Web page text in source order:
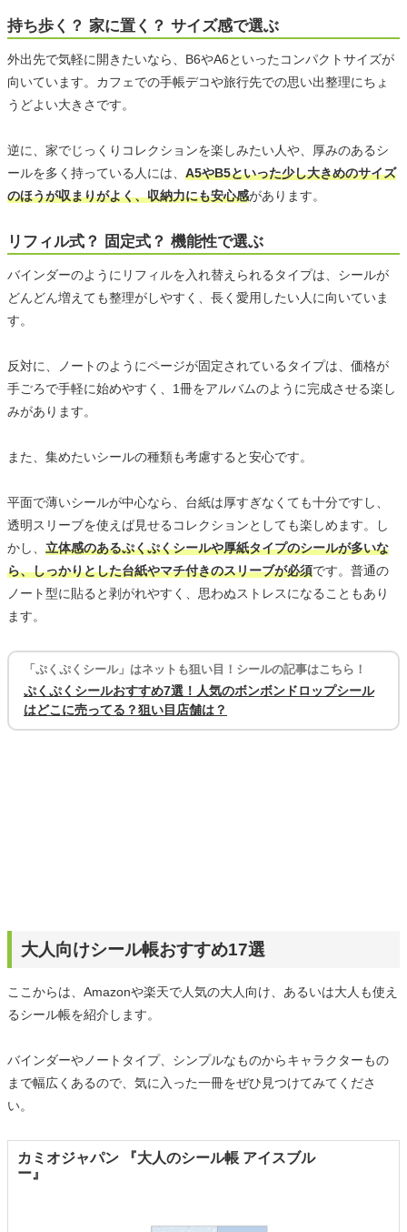
持ち歩く？ 家に置く？ サイズ感で選ぶ
外出先で気軽に開きたいなら、B6やA6といったコンパクトサイズが
向いています。カフェでの手帳デコや旅行先での思い出整理にちょ
うどよい大きさです。
逆に、家でじっくりコレクションを楽しみたい人や、厚みのあるシ
ールを多く持っている人には、 A5やB5といった少し大きめのサイズ
のほうが収まりがよく、収納力にも安心感があります。
リフィル式？ 固定式？ 機能性で選ぶ
バインダーのようにリフィルを入れ替えられるタイプは、シールが
どんどん増えても整理がしやすく、長く愛用したい人に向いていま
す。
反対に、ノートのようにページが固定されているタイプは、価格が
手ごろで手軽に始めやすく、1冊をアルバムのように完成させる楽し
みがあります。
また、集めたいシールの種類も考慮すると安心です。
平面で薄いシールが中心なら、台紙は厚すぎなくても十分ですし、
透明スリーブを使えば見せるコレクションとしても楽しめます。し
かし、 立体感のあるぷくぷくシールや厚紙タイプのシールが多いな
ら、しっかりとした台紙やマチ付きのスリーブが必須です。普通の
ノート型に貼ると剥がれやすく、思わぬストレスになることもあり
ます。
「ぷくぷくシール」はネットも狙い目！シールの記事はこちら！
ぷくぷくシールおすすめ7選！人気のボンボンドロップシール
はどこに売ってる？狙い目店舗は？
大人向けシール帳おすすめ17選
ここからは、Amazonや楽天で人気の大人向け、あるいは大人も使え
るシール帳を紹介します。
バインダーやノートタイプ、シンプルなものからキャラクターもの
まで幅広くあるので、気に入った一冊をぜひ見つけてみてくださ
い。
カミオジャパン 『大人のシール帳 アイスブル
ー』